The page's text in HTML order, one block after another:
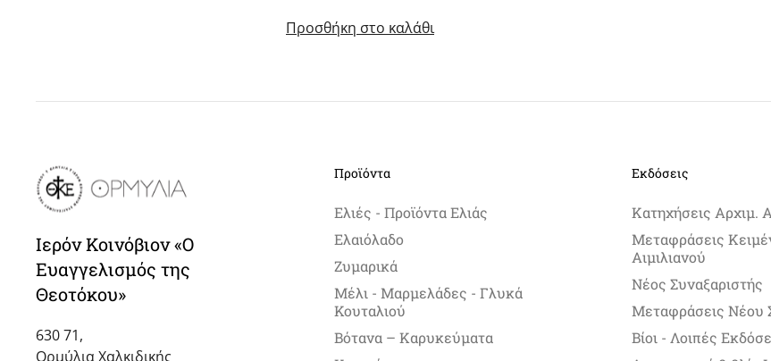
Προσθήκη στο καλάθι
Ιερόν Κοινόβιον «Ο
Ευαγγελισμός της
Θεοτόκου»
630 71,
Ορμύλια Χαλκιδικής
Προϊόντα
Ελιές - Προϊόντα Ελιάς
Ελαιόλαδο
Ζυμαρικά
Μέλι - Μαρμελάδες - Γλυκά
Κουταλιού
Βότανα – Καρυκεύματα
Εκδόσεις
Κατηχήσεις Αρχιμ.
Μεταφράσεις
Αιμιλιανού
Νέος Συναξαριστής
Μεταφράσεις Νέου
Βίοι - Λοιπές